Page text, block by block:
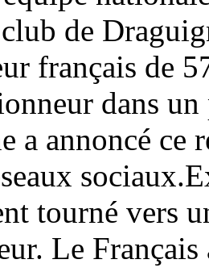
de
français de
dans
a annoncé ce
tourné vers
Le